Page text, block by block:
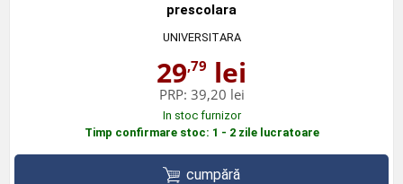
prescolara
UNIVERSITARA
29,79 lei
PRP: 39,20 lei
In stoc furnizor
Timp confirmare stoc: 1 - 2 zile lucratoare
cumpără